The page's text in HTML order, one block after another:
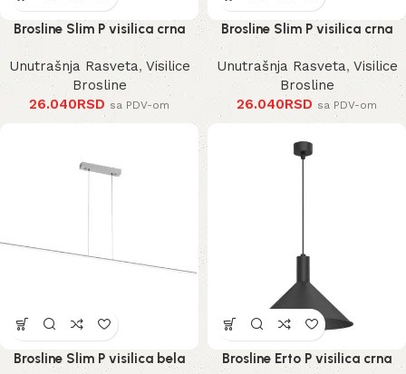
Brosline Slim P visilica crna
Unutrašnja Rasveta, Visilice
Brosline
26.040RSD sa PDV-om
Brosline Slim P visilica crna
Unutrašnja Rasveta, Visilice
Brosline
26.040RSD sa PDV-om
Brosline Slim P visilica bela Brosline Erto P visilica crna